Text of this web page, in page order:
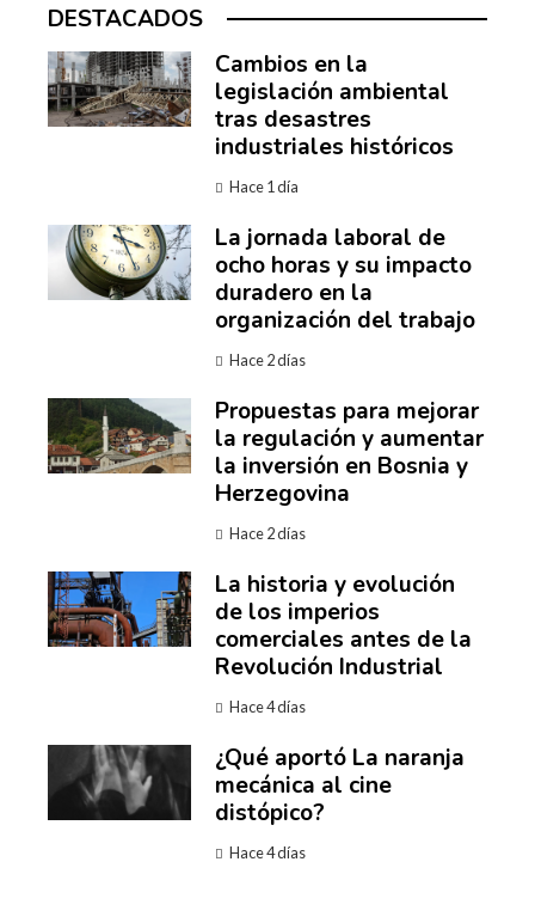
DESTACADOS
Cambios en la
legislación ambiental
tras desastres
industriales históricos
Hace 1 día
La jornada laboral de
ocho horas y su impacto
duradero en la
organización del trabajo
Hace 2 días
Propuestas para mejorar
la regulación y aumentar
la inversión en Bosnia y
Herzegovina
Hace 2 días
La historia y evolución
de los imperios
comerciales antes de la
Revolución Industrial
Hace 4 días
¿Qué aportó La naranja
mecánica al cine
distópico?
Hace 4 días